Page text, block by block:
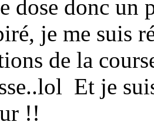
dose donc un
je me suis
de la
Et je
!!